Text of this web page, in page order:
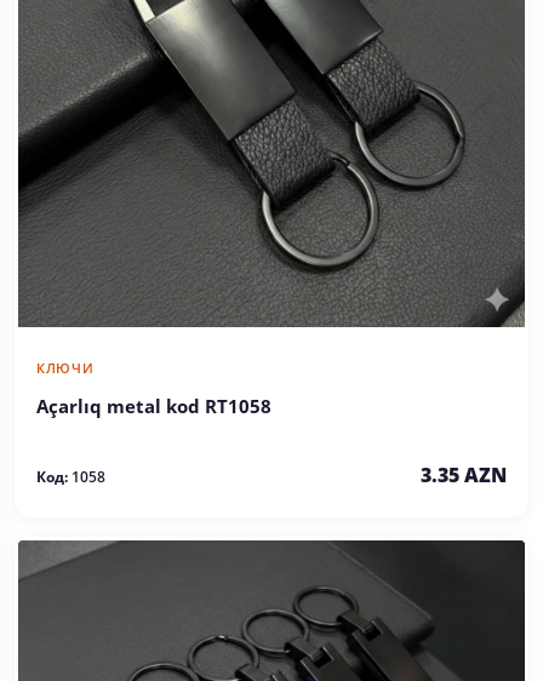
КЛЮЧИ
Açarlıq metal kod RT1058
Код: 1058 3.35 AZN